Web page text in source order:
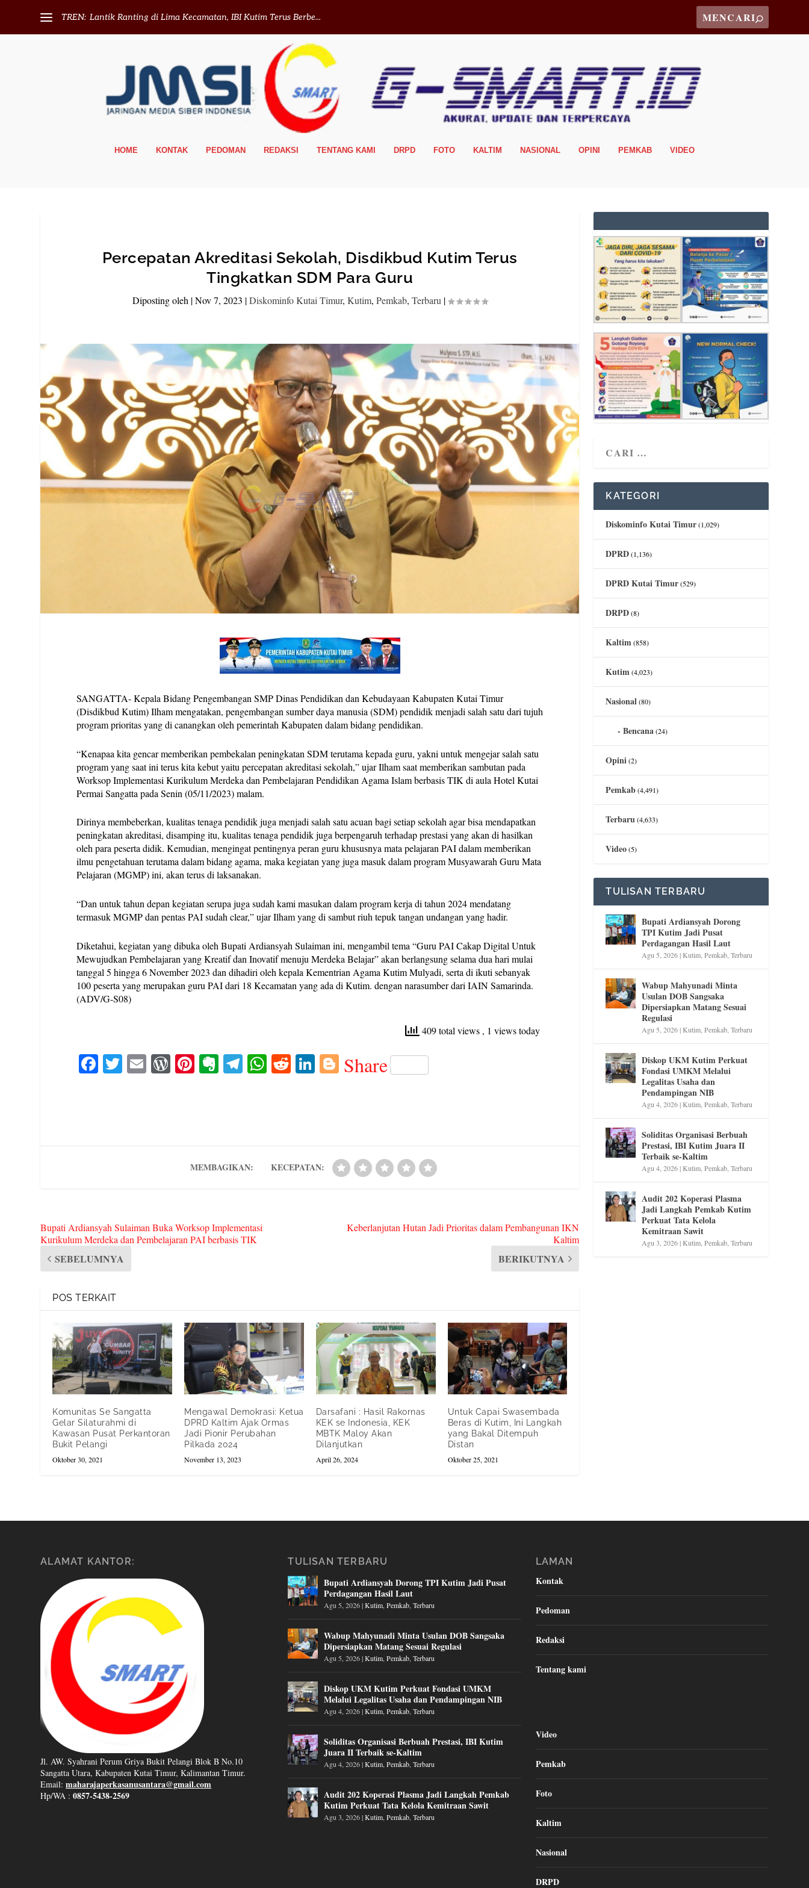
TREN: Lantik Ranting di Lima Kecamatan, IBI Kutim Terus Berbe...
HOME KONTAK PEDOMAN REDAKSI TENTANG KAMI DRPD FOTO KALTIM NASIONAL OPINI PEMKAB VIDEO
Percepatan Akreditasi Sekolah, Disdikbud Kutim Terus
Tingkatkan SDM Para Guru
Diposting oleh |Nov 7, 2023 |Diskominfo Kutai Timur, Kutim, Pemkab, Terbaru |
SANGATTA- Kepala Bidang Pengembangan SMP Dinas Pendidikan dan Kebudayaan Kabupaten Kutai Timur
(Disdikbud Kutim) Ilham mengatakan, pengembangan sumber daya manusia (SDM) pendidik menjadi salah satu dari tujuh
program prioritas yang di canangkan oleh pemerintah Kabupaten dalam bidang pendidikan.
“Kenapaa kita gencar memberikan pembekalan peningkatan SDM terutama kepada guru, yakni untuk mengejar salah satu
program yang saat ini terus kita kebut yaitu percepatan akreditasi sekolah,” ujar Ilham saat memberikan sambutan pada
Worksop Implementasi Kurikulum Merdeka dan Pembelajaran Pendidikan Agama Islam berbasis TIK di aula Hotel Kutai
Permai Sangatta pada Senin (05/11/2023) malam.
Dirinya membeberkan, kualitas tenaga pendidik juga menjadi salah satu acuan bagi setiap sekolah agar bisa mendapatkan
peningkatan akreditasi, disamping itu, kualitas tenaga pendidik juga berpengaruh terhadap prestasi yang akan di hasilkan
oleh para peserta didik. Kemudian, mengingat pentingnya peran guru khususnya mata pelajaran PAI dalam memberikan
ilmu pengetahuan terutama dalam bidang agama, maka kegiatan yang juga masuk dalam program Musyawarah Guru Mata
Pelajaran (MGMP) ini, akan terus di laksanakan.
“Dan untuk tahun depan kegiatan serupa juga sudah kami masukan dalam program kerja di tahun 2024 mendatang
termasuk MGMP dan pentas PAI sudah clear,” ujar Ilham yang di sambut riuh tepuk tangan undangan yang hadir.
Diketahui, kegiatan yang dibuka oleh Bupati Ardiansyah Sulaiman ini, mengambil tema “Guru PAI Cakap Digital Untuk
Mewujudkan Pembelajaran yang Kreatif dan Inovatif menuju Merdeka Belajar” akan berlangsung selama dua hari mulai
tanggal 5 hingga 6 November 2023 dan dihadiri oleh kepala Kementrian Agama Kutim Mulyadi, serta di ikuti sebanyak
100 peserta yang merupakan guru PAI dari 18 Kecamatan yang ada di Kutim. dengan narasumber dari IAIN Samarinda.
(ADV/G-S08)
409 total views , 1 views today
Fa
ce
T
wi
E
m
W
or
es
Pi
nt
t
E
ve
e
Te
le
m
W
ha
pp
R
ed
Li
nk
Bl
Share
MEMBAGIKAN: KECEPATAN:
Bupati Ardiansyah Sulaiman Buka Worksop Implementasi
Kurikulum Merdeka dan Pembelajaran PAI berbasis TIK
SEBELUMNYA
Keberlanjutan Hutan Jadi Prioritas dalam Pembangunan IKN
Kaltim
BERIKUTNYA
POS TERKAIT
Komunitas Se Sangatta
Gelar Silaturahmi di
Kawasan Pusat Perkantoran
Bukit Pelangi
Oktober 30, 2021
Mengawal Demokrasi: Ketua
DPRD Kaltim Ajak Ormas
Jadi Pionir Perubahan
Pilkada 2024
November 13, 2023
Darsafani : Hasil Rakornas
KEK se Indonesia, KEK
MBTK Maloy Akan
Dilanjutkan
April 26, 2024
Untuk Capai Swasembada
Beras di Kutim, Ini Langkah
yang Bakal Ditempuh
Distan
Oktober 25, 2021
KATEGORI
Diskominfo Kutai Timur(1,029)
DPRD(1,136)
DPRD Kutai Timur(529)
DRPD(8)
Kaltim(858)
Kutim(4,023)
Nasional(80)
Bencana(24)
Opini(2)
Pemkab(4,491)
Terbaru(4,633)
Video(5)
TULISAN TERBARU
Bupati Ardiansyah Dorong
TPI Kutim Jadi Pusat
Perdagangan Hasil Laut
Agu 5, 2026|Kutim,Pemkab,Terbaru
Wabup Mahyunadi Minta
Usulan DOB Sangsaka
Dipersiapkan Matang Sesuai
Regulasi
Agu 5, 2026|Kutim,Pemkab,Terbaru
Diskop UKM Kutim Perkuat
Fondasi UMKM Melalui
Legalitas Usaha dan
Pendampingan NIB
Agu 4, 2026|Kutim,Pemkab,Terbaru
Soliditas Organisasi Berbuah
Prestasi, IBI Kutim Juara II
Terbaik se-Kaltim
Agu 4, 2026|Kutim,Pemkab,Terbaru
Audit 202 Koperasi Plasma
Jadi Langkah Pemkab Kutim
Perkuat Tata Kelola
Kemitraan Sawit
Agu 3, 2026|Kutim,Pemkab,Terbaru
ALAMAT KANTOR:
Jl. AW. Syahrani Perum Griya Bukit Pelangi Blok B No.10
Sangatta Utara, Kabupaten Kutai Timur, Kalimantan Timur.
Email:maharajaperkasanusantara@gmail.com
Hp/WA :0857-5438-2569
TULISAN TERBARU
Bupati Ardiansyah Dorong TPI Kutim Jadi Pusat
Perdagangan Hasil Laut
Agu 5, 2026|Kutim ,Pemkab ,Terbaru
Wabup Mahyunadi Minta Usulan DOB Sangsaka
Dipersiapkan Matang Sesuai Regulasi
Agu 5, 2026|Kutim ,Pemkab ,Terbaru
Diskop UKM Kutim Perkuat Fondasi UMKM
Melalui Legalitas Usaha dan Pendampingan NIB
Agu 4, 2026|Kutim ,Pemkab ,Terbaru
Soliditas Organisasi Berbuah Prestasi, IBI Kutim
Juara II Terbaik se-Kaltim
Agu 4, 2026|Kutim ,Pemkab ,Terbaru
Audit 202 Koperasi Plasma Jadi Langkah Pemkab
Kutim Perkuat Tata Kelola Kemitraan Sawit
Agu 3, 2026|Kutim ,Pemkab ,Terbaru
LAMAN
Kontak
Pedoman
Redaksi
Tentang kami
Video
Pemkab
Foto
Kaltim
Nasional
DRPD